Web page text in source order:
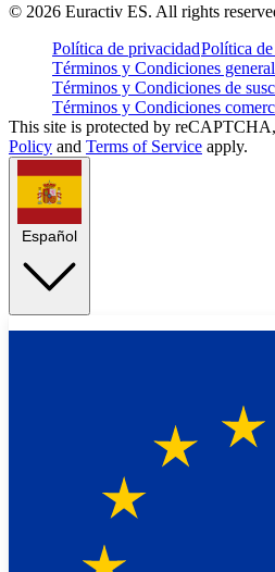
© 2026 Euractiv ES. All rights
Política de privacidadPolítica
Términos y Condiciones
Términos y Condiciones de
Términos y Condiciones
This site is protected by
Policy and Terms of Service apply.
Español